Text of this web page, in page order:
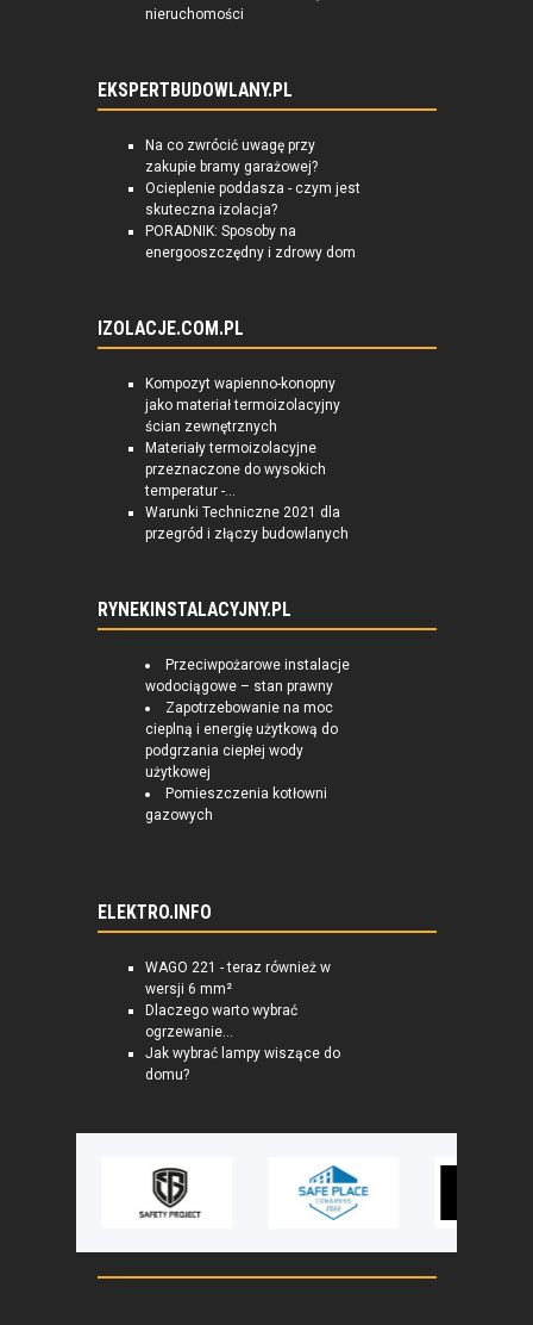
nieruchomości
EKSPERTBUDOWLANY.PL
Na co zwrócić uwagę przy
zakupie bramy garażowej?
Ocieplenie poddasza - czym jest
skuteczna izolacja?
PORADNIK: Sposoby na
energooszczędny i zdrowy dom
IZOLACJE.COM.PL
Kompozyt wapienno-konopny
jako materiał termoizolacyjny
ścian zewnętrznych
Materiały termoizolacyjne
przeznaczone do wysokich
temperatur -...
Warunki Techniczne 2021 dla
przegród i złączy budowlanych
RYNEKINSTALACYJNY.PL
Przeciwpożarowe instalacje
wodociągowe – stan prawny
Zapotrzebowanie na moc
cieplną i energię użytkową do
podgrzania ciepłej wody
użytkowej
Pomieszczenia kotłowni
gazowych
ELEKTRO.INFO
WAGO 221 - teraz również w
wersji 6 mm²
Dlaczego warto wybrać
ogrzewanie...
Jak wybrać lampy wiszące do
domu?